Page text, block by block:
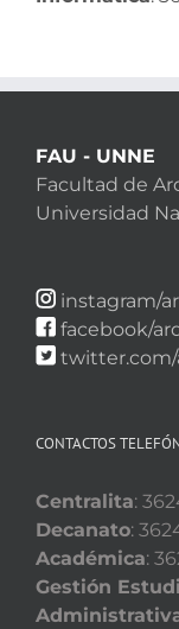
FAU - UNNE
Facultad de
Universidad
instagram/
facebook/
CONTACTOS
Centralita:
Decanato:
Académica:
Gestión